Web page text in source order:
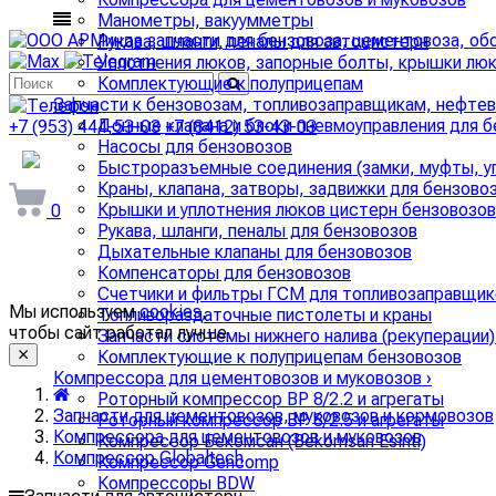
+7 (953) 444-53-03 +7 (8412) 53-43-03
arminda58@mail.ru
0
Манометры, вакуумметры
Рукава, шланги, пеналы для автоцистерн
Уплотнения люков, запорные болты, крышки
Комплектующие к полуприцепам
Запчасти к бензовозам, топливозаправщикам,
Донные клапана и блоки пневмоуправления для
Насосы для бензовозов
Быстроразъемные соединения (замки, муфты,
Краны, клапана, затворы, задвижки для
Крышки и уплотнения люков цистерн бензовозов
Рукава, шланги, пеналы для бензовозов
Дыхательные клапаны для бензовозов
Компенсаторы для бензовозов
Счетчики и фильтры ГСМ для
Топливораздаточные пистолеты и краны
Запчасти системы нижнего налива
Комплектующие к полуприцепам бензовозов
Компрессора для цементовозов и муковозов ›
Роторный компрессор ВР 8/2.2 и агрегаты
Роторный компрессор ВР 8/2.5 и агрегаты
Компрессор Бекомсан (Bekomsan Esinti)
Компрессор Gencomp
Компрессоры BDW
Мы используемcookies,
чтобы сайт работал лучше.
Запчасти для цементовозов, муковозов и кормовозов
Компрессора для цементовозов и муковозов
Компрессор Globaltech